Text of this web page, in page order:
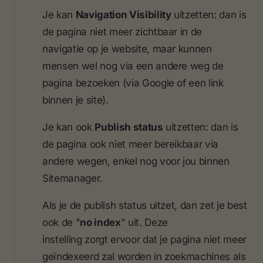
Je kan Navigation Visibilityuitzetten: dan is
de pagina niet meer zichtbaar in de
navigatie op je website, maar kunnen
mensen wel nog via een andere weg de
pagina bezoeken (via Google of een link
binnen je site).
Je kan ook Publish status uitzetten: dan is
de pagina ook niet meer bereikbaar via
andere wegen, enkel nog voor jou binnen
Sitemanager.
Als je de publish status uitzet, dan zet je best
ook de "no index" uit. Deze
instelling zorgt ervoor dat je pagina niet meer
geïndexeerd zal worden in zoekmachines als